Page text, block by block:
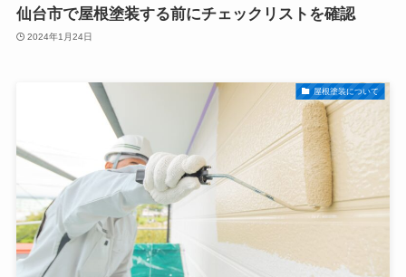
仙台市で屋根塗装する前にチェックリストを確認
2024年1月24日
屋根塗装について